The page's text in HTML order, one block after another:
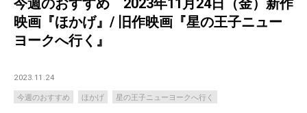
今週のおすすめ 2023年11月24日（金）新作
映画『ほかげ』/ 旧作映画『星の王子ニュー
ヨークへ行く』
2023.11.24
今週のおすすめ ほかげ 星の王子ニューヨークへ行く